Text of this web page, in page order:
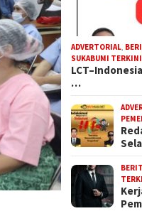
ADVERTORIAL
SUKABUMI TERKINI
…